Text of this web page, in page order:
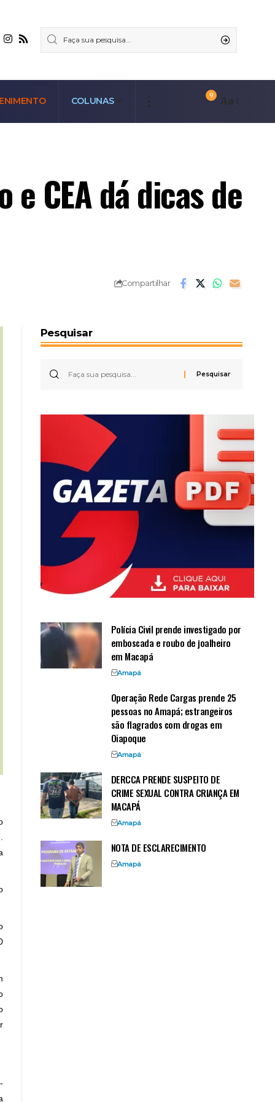
COLUNAS
9 Aa
CEA dá dicas de
Compartilhar
Pesquisar
Polícia Civil prende investigado por
emboscada e roubo de joalheiro
em Macapá
Amapá
Operação Rede Cargas prende 25
pessoas no Amapá; estrangeiros
são flagrados com drogas em
Oiapoque
Amapá
DERCCA PRENDE SUSPEITO DE
CRIME SEXUAL CONTRA CRIANÇA EM
MACAPÁ
Amapá
NOTA DE ESCLARECIMENTO
Amapá